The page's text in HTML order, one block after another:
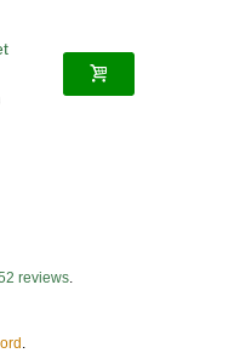
reviews.
..